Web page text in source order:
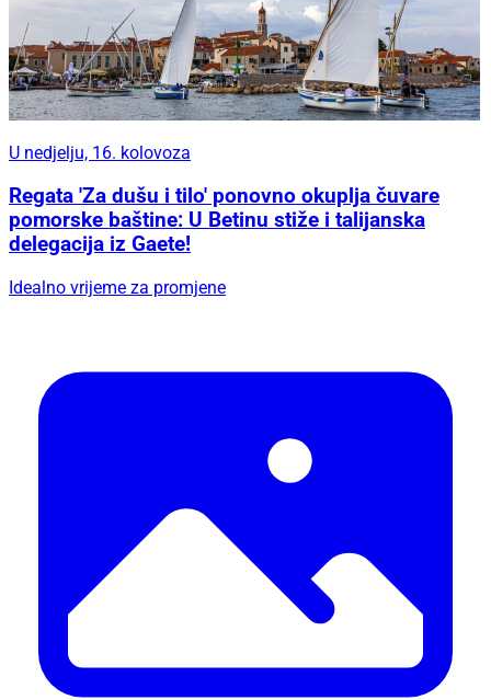
U nedjelju, 16. kolovoza
Regata 'Za dušu i tilo' ponovno okuplja čuvare
pomorske baštine: U Betinu stiže i talijanska
delegacija iz Gaete!
Idealno vrijeme za promjene